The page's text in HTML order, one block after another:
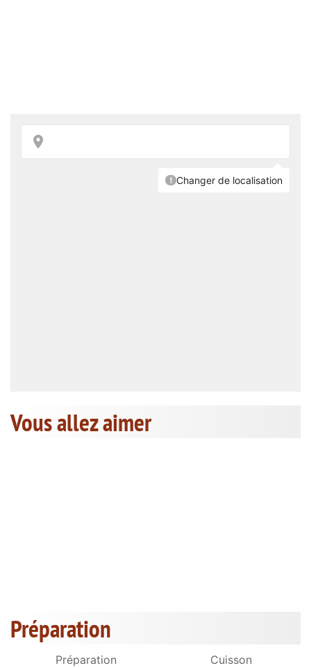
Vous allez aimer
Préparation
Préparation
Cuisson